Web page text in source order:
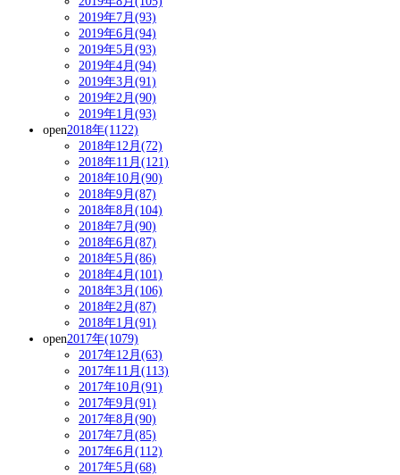
2019年7月(93)
2019年6月(94)
2019年5月(93)
2019年4月(94)
2019年3月(91)
2019年2月(90)
2019年1月(93)
open2018年(1122)
2018年12月(72)
2018年11月(121)
2018年10月(90)
2018年9月(87)
2018年8月(104)
2018年7月(90)
2018年6月(87)
2018年5月(86)
2018年4月(101)
2018年3月(106)
2018年2月(87)
2018年1月(91)
open2017年(1079)
2017年12月(63)
2017年11月(113)
2017年10月(91)
2017年9月(91)
2017年8月(90)
2017年7月(85)
2017年6月(112)
2017年5月(68)